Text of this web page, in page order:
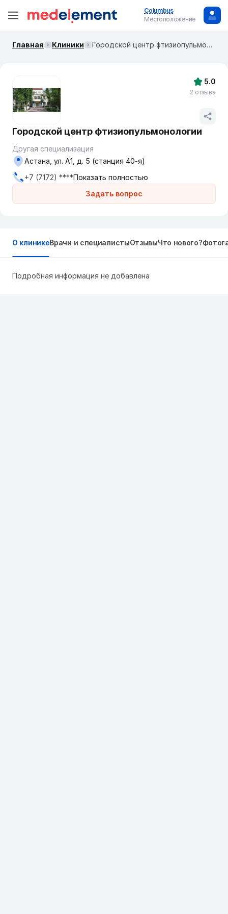
Columbus
Местоположение
Главная Клиники Городской центр фтизиопульмонологии
Городской центр фтизиопульмонологии
Другая специализация
Задать вопрос
Астана, ул. А1, д. 5 (станция 40-я)
+7 (7172) ****Показать полностью
5.0
2 отзыва
О клиникеВрачи и специалистыОтзывыЧто нового?
Подробная информация не добавлена